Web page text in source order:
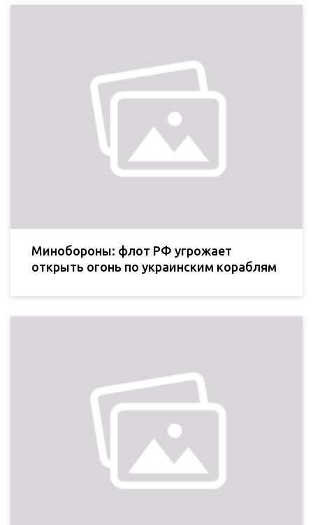
Минобороны: флот РФ угрожает
открыть огонь по украинским кораблям